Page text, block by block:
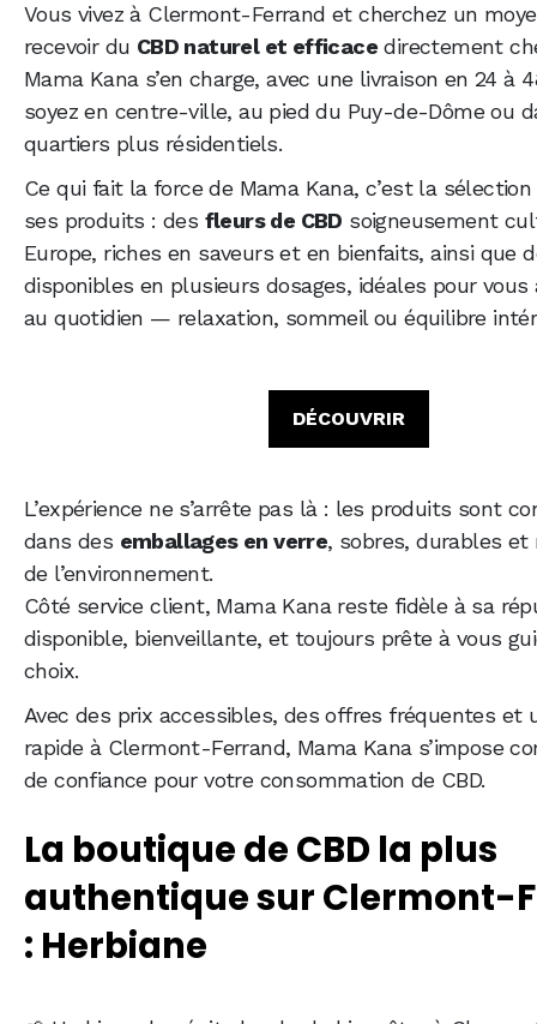
Vous vivez à Clermont-Ferrand et cherchez un
recevoir du CBD naturel et efficace directement
Mama Kana s’en charge, avec une livraison en 24 à
soyez en centre-ville, au pied du Puy-de-Dôme ou
quartiers plus résidentiels.
Ce qui fait la force de Mama Kana, c’est la
ses produits : des fleurs de CBD soigneusement
Europe, riches en saveurs et en bienfaits, ainsi que
disponibles en plusieurs dosages, idéales pour vous
au quotidien — relaxation, sommeil ou équilibre
DÉCOUVRIR
L’expérience ne s’arrête pas là : les produits sont
dans des emballages en verre, sobres, durables et
de l’environnement.
Côté service client, Mama Kana reste fidèle à sa
disponible, bienveillante, et toujours prête à vous
choix.
Avec des prix accessibles, des offres fréquentes et
rapide à Clermont-Ferrand, Mama Kana s’impose
de confiance pour votre consommation de CBD.
La boutique de CBD la plus
authentique sur Clermont-
: Herbiane